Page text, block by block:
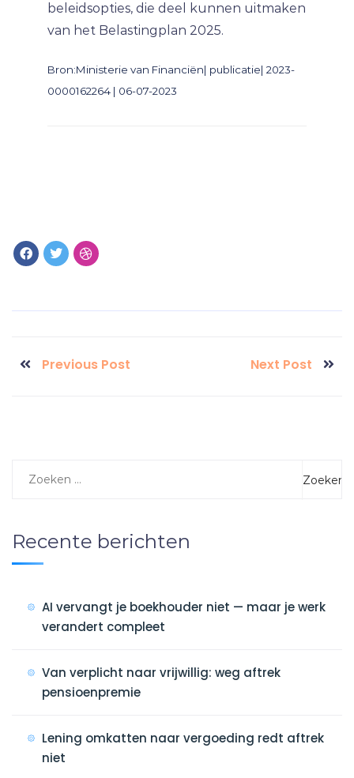
beleidsopties, die deel kunnen uitmaken
van het Belastingplan 2025.
Bron:Ministerie van Financiën| publicatie| 2023-
0000162264 | 06-07-2023
Previous Post Next Post
Recente berichten
AI vervangt je boekhouder niet — maar je werk
verandert compleet
Van verplicht naar vrijwillig: weg aftrek
pensioenpremie
Lening omkatten naar vergoeding redt aftrek
niet